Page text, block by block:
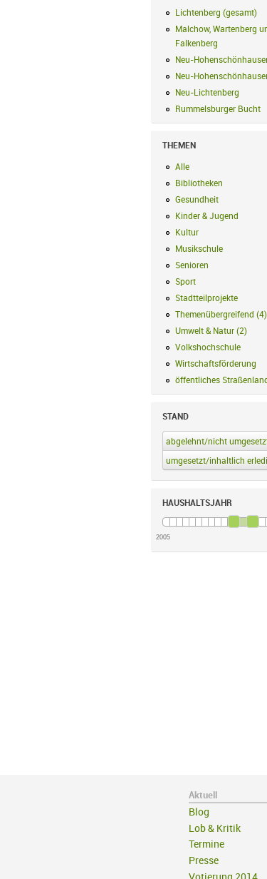
Lichtenberg (gesamt)
Malchow, Wartenberg
Falkenberg Malchow,
Neu-
Neu-
Neu-Lichtenberg Neu-
Rummelsburger Bucht
THEMEN
Alle
Bibliotheken
Gesundheit
Kinder & Jugend
Kultur
Musikschule
Senioren
Sport
Stadtteilprojekte
Themenübergreifend (4)
Umwelt & Natur (2)
Volkshochschule
Wirtschaftsförderung
öffentliches Straßenland
STAND
abgelehnt/nicht
umgesetzt/inhaltlich
HAUSHALTSJAHR
2005
Aktuell
Blog
Lob & Kritik
Termine
Presse